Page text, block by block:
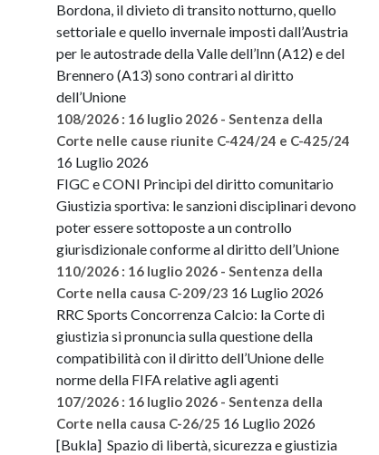
Bordona, il divieto di transito notturno, quello
settoriale e quello invernale imposti dall’Austria
per le autostrade della Valle dell’Inn (A12) e del
Brennero (A13) sono contrari al diritto
dell’Unione
108/2026 : 16 luglio 2026 - Sentenza della
Corte nelle cause riunite C-424/24 e C-425/24
16 Luglio 2026
FIGC e CONI Principi del diritto comunitario
Giustizia sportiva: le sanzioni disciplinari devono
poter essere sottoposte a un controllo
giurisdizionale conforme al diritto dell’Unione
110/2026 : 16 luglio 2026 - Sentenza della
Corte nella causa C-209/23 16 Luglio 2026
RRC Sports Concorrenza Calcio: la Corte di
giustizia si pronuncia sulla questione della
compatibilità con il diritto dell’Unione delle
norme della FIFA relative agli agenti
107/2026 : 16 luglio 2026 - Sentenza della
Corte nella causa C-26/25 16 Luglio 2026
[Bukla] Spazio di libertà, sicurezza e giustizia